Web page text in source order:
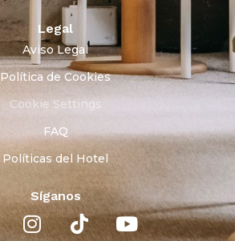
Legal
Aviso Legal
Política de Cookies
Cookie Settings
FAQ
Políticas del Hotel
Síganos